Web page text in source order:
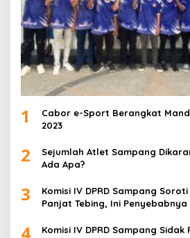
1
Cabor e-Sport Berangkat
2023
2
Sejumlah Atlet Sampang
Ada Apa?
3
Komisi IV DPRD Sampang
Panjat Tebing, Ini Penyebabnya
4
Komisi IV DPRD Sampang Sidak